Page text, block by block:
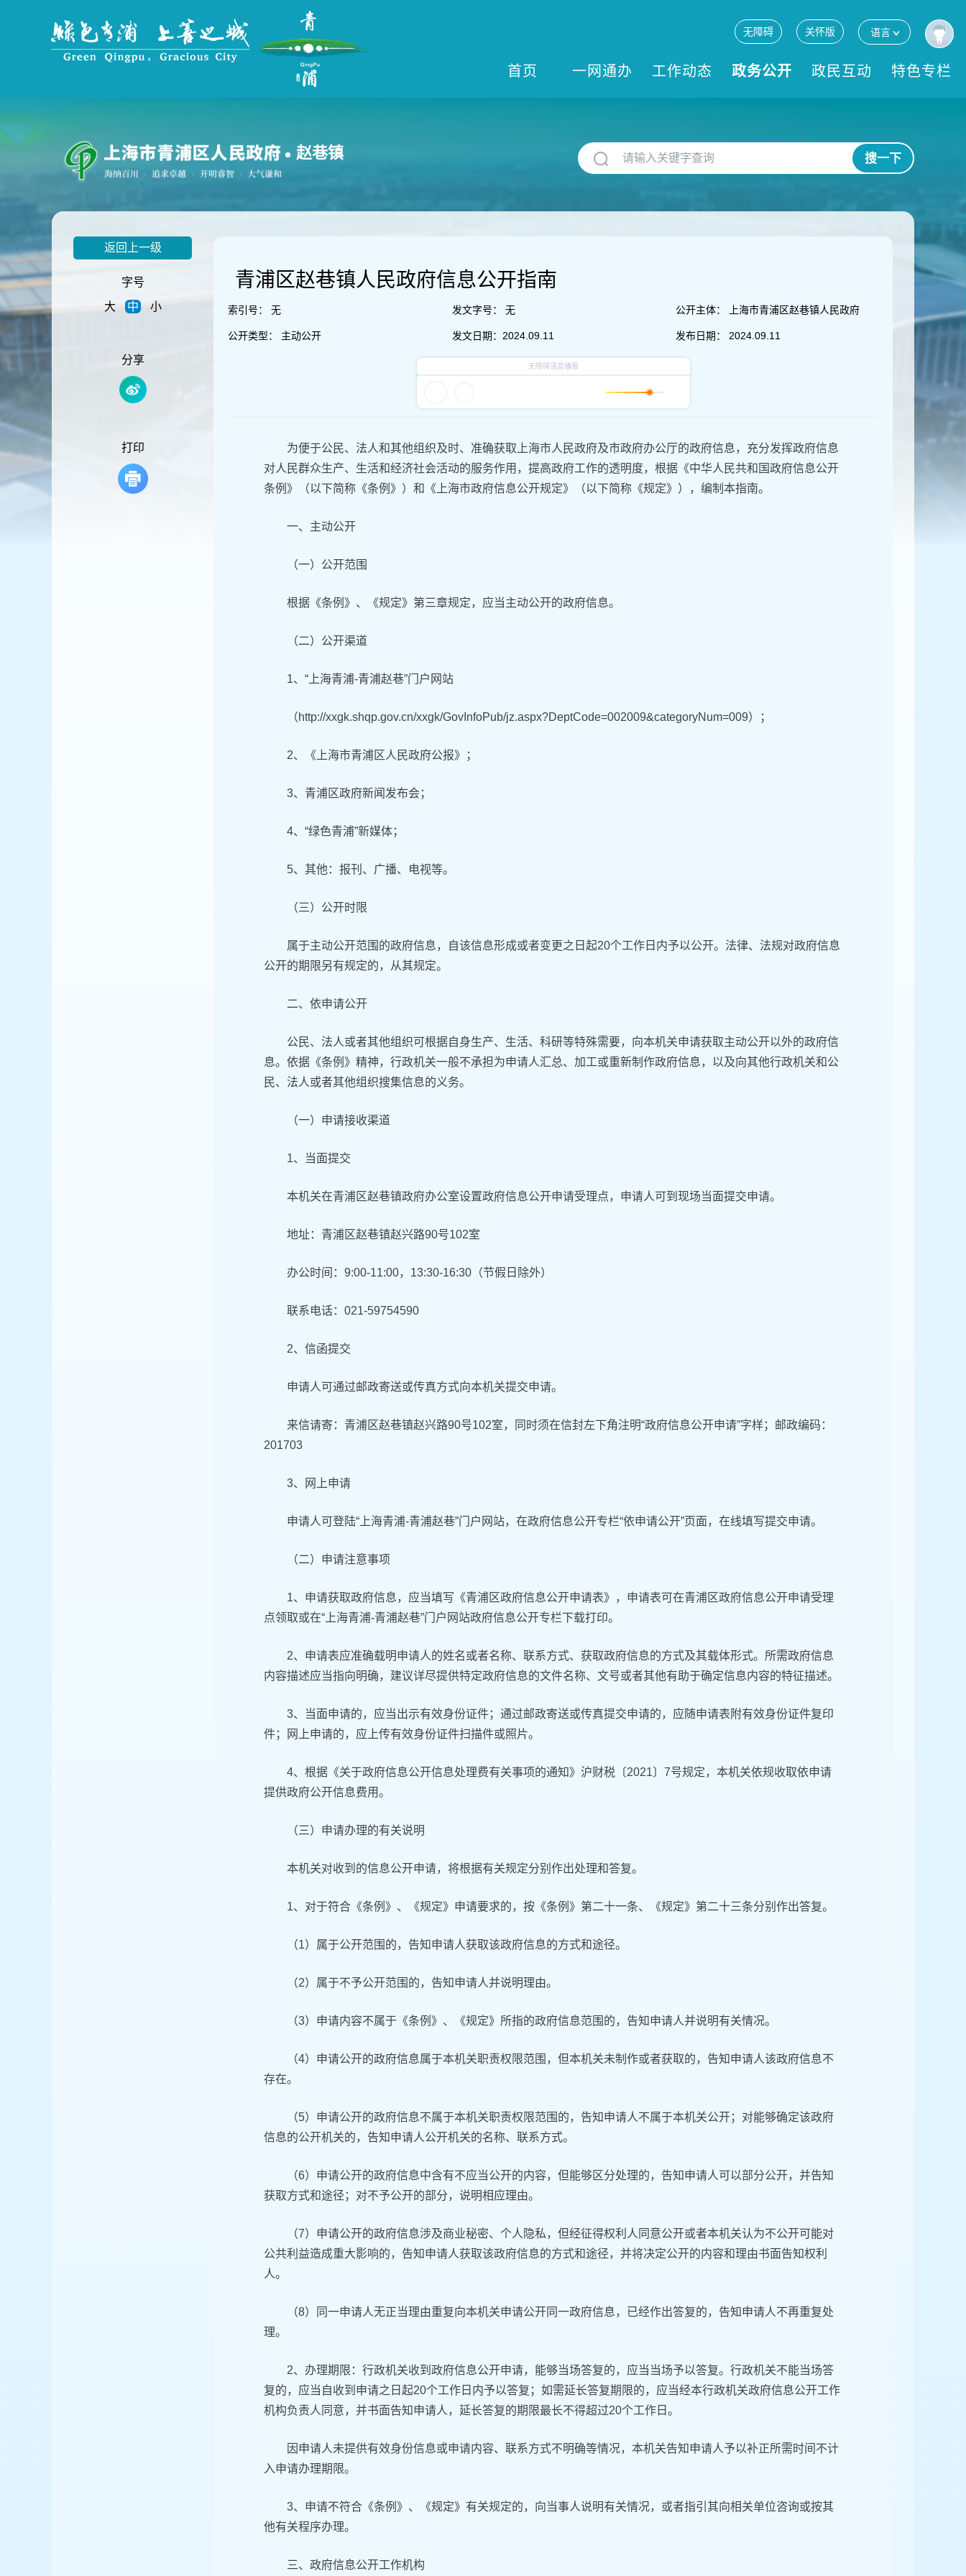
到
主
要
内
无障碍 关怀版 语言
首页 一网通办 工作动态 政务公开 政民互动 特色专栏
赵巷镇 搜一下
返回上一级
字号
大
中 小
分享
打印
青浦区赵巷镇人民政府信息公开指南
索引号： 无
公开类型： 主动公开
发文字号： 无
发文日期： 2024.09.11
公开主体： 上海市青浦区赵巷镇人民政府
发布日期： 2024.09.11
为便于公民、法人和其他组织及时、准确获取上海市人民政府及市政府办公厅的政府信息，充分发挥政府信息
对人民群众生产、生活和经济社会活动的服务作用，提高政府工作的透明度，根据《中华人民共和国政府信息公开
条例》（以下简称《条例》）和《上海市政府信息公开规定》（以下简称《规定》），编制本指南。
一、主动公开
（一）公开范围
根据《条例》、《规定》第三章规定，应当主动公开的政府信息。
（二）公开渠道
1、“上海青浦-青浦赵巷”门户网站
（http://xxgk.shqp.gov.cn/xxgk/GovInfoPub/jz.aspx?DeptCode=002009&categoryNum=009）；
2、《上海市青浦区人民政府公报》；
3、青浦区政府新闻发布会；
4、“绿色青浦”新媒体；
5、其他：报刊、广播、电视等。
（三）公开时限
属于主动公开范围的政府信息，自该信息形成或者变更之日起20个工作日内予以公开。法律、法规对政府信息
公开的期限另有规定的，从其规定。
二、依申请公开
公民、法人或者其他组织可根据自身生产、生活、科研等特殊需要，向本机关申请获取主动公开以外的政府信
息。依据《条例》精神，行政机关一般不承担为申请人汇总、加工或重新制作政府信息，以及向其他行政机关和公
民、法人或者其他组织搜集信息的义务。
（一）申请接收渠道
1、当面提交
本机关在青浦区赵巷镇政府办公室设置政府信息公开申请受理点，申请人可到现场当面提交申请。
地址：青浦区赵巷镇赵兴路90号102室
办公时间：9:00-11:00，13:30-16:30（节假日除外）
联系电话：021-59754590
2、信函提交
申请人可通过邮政寄送或传真方式向本机关提交申请。
来信请寄：青浦区赵巷镇赵兴路90号102室，同时须在信封左下角注明“政府信息公开申请”字样；邮政编码：
201703
3、网上申请
申请人可登陆“上海青浦-青浦赵巷”门户网站，在政府信息公开专栏“依申请公开”页面，在线填写提交申请。
（二）申请注意事项
1、申请获取政府信息，应当填写《青浦区政府信息公开申请表》，申请表可在青浦区政府信息公开申请受理
点领取或在“上海青浦-青浦赵巷”门户网站政府信息公开专栏下载打印。
2、申请表应准确载明申请人的姓名或者名称、联系方式、获取政府信息的方式及其载体形式。所需政府信息
内容描述应当指向明确，建议详尽提供特定政府信息的文件名称、文号或者其他有助于确定信息内容的特征描述。
3、当面申请的，应当出示有效身份证件；通过邮政寄送或传真提交申请的，应随申请表附有效身份证件复印
件；网上申请的，应上传有效身份证件扫描件或照片。
4、根据《关于政府信息公开信息处理费有关事项的通知》沪财税〔2021〕7号规定，本机关依规收取依申请
提供政府公开信息费用。
（三）申请办理的有关说明
本机关对收到的信息公开申请，将根据有关规定分别作出处理和答复。
1、对于符合《条例》、《规定》申请要求的，按《条例》第二十一条、《规定》第二十三条分别作出答复。
（1）属于公开范围的，告知申请人获取该政府信息的方式和途径。
（2）属于不予公开范围的，告知申请人并说明理由。
（3）申请内容不属于《条例》、《规定》所指的政府信息范围的，告知申请人并说明有关情况。
（4）申请公开的政府信息属于本机关职责权限范围，但本机关未制作或者获取的，告知申请人该政府信息不
存在。
（5）申请公开的政府信息不属于本机关职责权限范围的，告知申请人不属于本机关公开；对能够确定该政府
信息的公开机关的，告知申请人公开机关的名称、联系方式。
（6）申请公开的政府信息中含有不应当公开的内容，但能够区分处理的，告知申请人可以部分公开，并告知
获取方式和途径；对不予公开的部分，说明相应理由。
（7）申请公开的政府信息涉及商业秘密、个人隐私，但经征得权利人同意公开或者本机关认为不公开可能对
公共利益造成重大影响的，告知申请人获取该政府信息的方式和途径，并将决定公开的内容和理由书面告知权利
人。
（8）同一申请人无正当理由重复向本机关申请公开同一政府信息，已经作出答复的，告知申请人不再重复处
理。
2、办理期限：行政机关收到政府信息公开申请，能够当场答复的，应当当场予以答复。行政机关不能当场答
复的，应当自收到申请之日起20个工作日内予以答复；如需延长答复期限的，应当经本行政机关政府信息公开工作
机构负责人同意，并书面告知申请人，延长答复的期限最长不得超过20个工作日。
因申请人未提供有效身份信息或申请内容、联系方式不明确等情况，本机关告知申请人予以补正所需时间不计
入申请办理期限。
3、申请不符合《条例》、《规定》有关规定的，向当事人说明有关情况，或者指引其向相关单位咨询或按其
他有关程序办理。
三、政府信息公开工作机构